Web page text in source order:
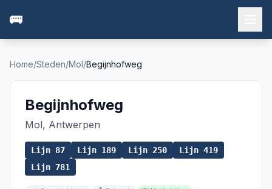
🚌
Home/Steden/Mol/Begijnhofweg
Begijnhofweg
Mol, Antwerpen
Lijn 87 Lijn 189 Lijn 250 Lijn 419
Lijn 781